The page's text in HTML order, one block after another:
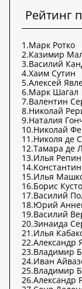
Рейтинг
1.Марк Ротко
2.Казимир
3.Василий
4.Хаим Сутин
5.Алексей
6.Марк Шагал
7.Валентин
8.Николай
9.Наталия
10.Николай
11.Николя де
12.Тамара де
13.Илья Репин
14.
15.Илья
16.Борис
17.Василий
18.Юрий
19.Василий
20.Зинаида
21.Илья
22.Александр
23.Владимир
24.Иван
25.Владимир
26.Александр